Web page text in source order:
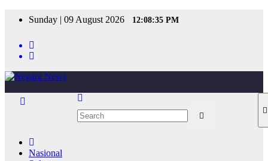
Sunday | 09 August 2026 12:08:35 PM
Nasional